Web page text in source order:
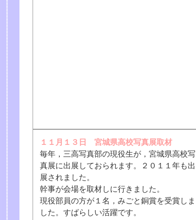
１１月１３日 宮城県高校写真展取材
毎年，三高写真部の現役生が，宮城県高校写
真展に出展しておられます。２０１１年も出
展されました。
幹事が会場を取材しに行きました。
現役部員の方が１名，みごと銅賞を受賞しま
した。すばらしい活躍です。